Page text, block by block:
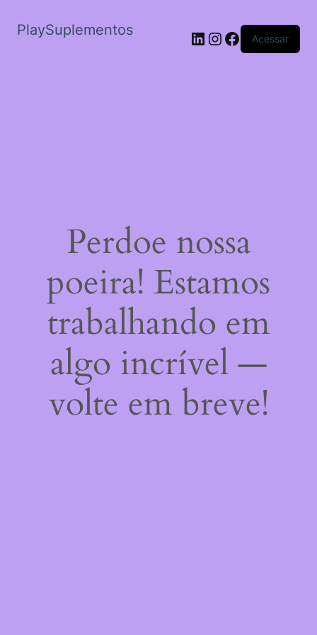
PlaySuplementos LinkedIn
Instagram
Facebook
Acessar
Perdoe nossa
poeira! Estamos
trabalhando em
algo incrível —
volte em breve!